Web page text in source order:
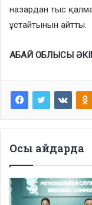
назардан тыс
ұстайтынын айтты.
АБАЙ ОБЛЫСЫ
Осы айдарда